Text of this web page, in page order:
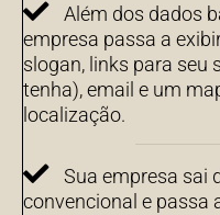
Além dos dados
empresa passa a
slogan, links para seu
tenha), email e um
localização.
Sua empresa sai
convencional e passa